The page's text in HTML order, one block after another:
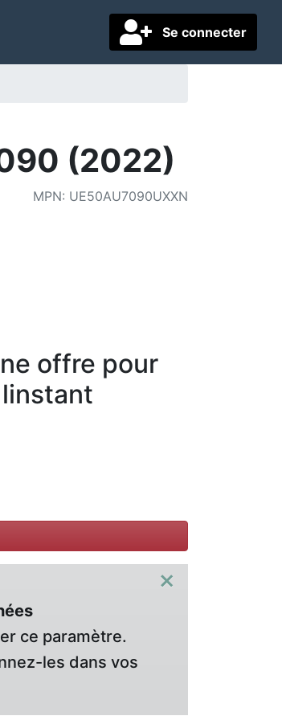
Se connecter
(2022)
MPN: UE50AU7090UXXN
offre pour
linstant
×
ce paramètre.
les dans vos